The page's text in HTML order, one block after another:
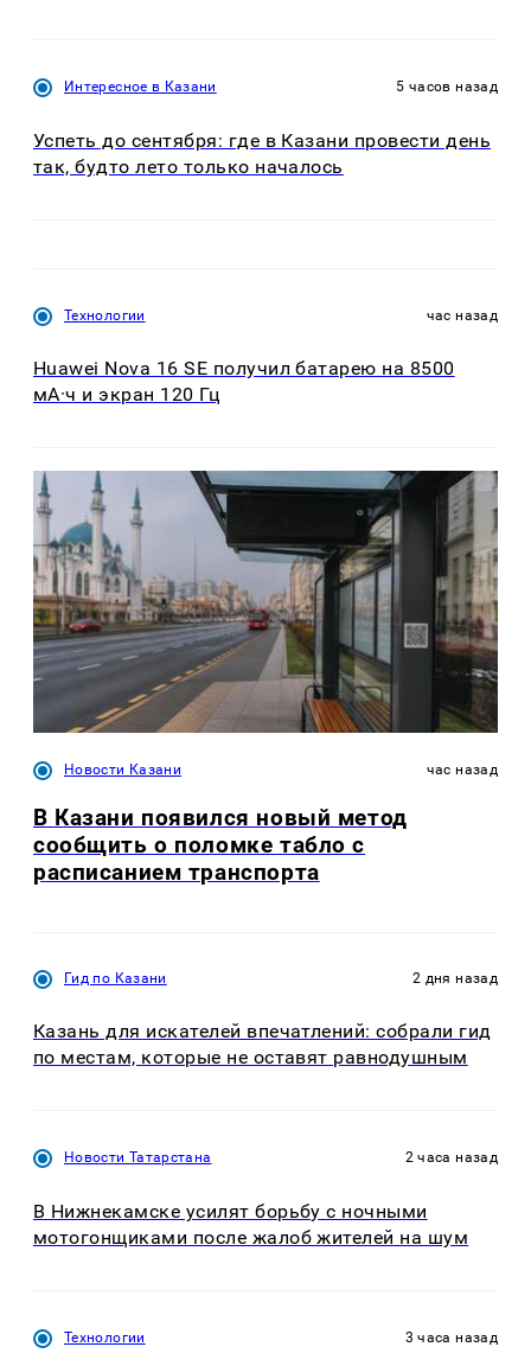
Интересное в Казани 5 часов назад
Успеть до сентября: где в Казани провести день
так, будто лето только началось
Технологии час назад
Huawei Nova 16 SE получил батарею на 8500
мА·ч и экран 120 Гц
Новости Казани час назад
В Казани появился новый метод
сообщить о поломке табло с
расписанием транспорта
Гид по Казани 2 дня назад
Казань для искателей впечатлений: собрали гид
по местам, которые не оставят равнодушным
Новости Татарстана 2 часа назад
В Нижнекамске усилят борьбу с ночными
мотогонщиками после жалоб жителей на шум
Технологии 3 часа назад